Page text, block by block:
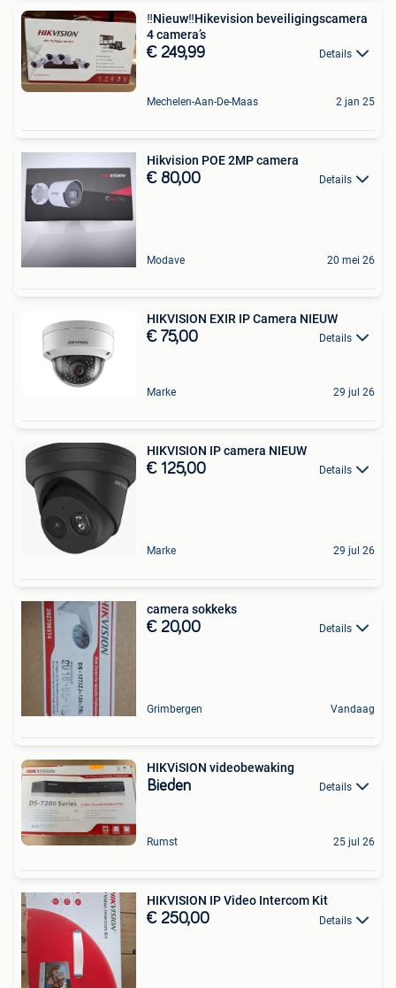
‼️Nieuw‼️Hikevision beveiligingscamera
4 camera’s
€ 249,99 Details
Mechelen-Aan-De-Maas 2 jan 25
Hikvision POE 2MP camera
€ 80,00 Details
Modave 20 mei 26
HIKVISION EXIR IP Camera NIEUW
€ 75,00 Details
Marke 29 jul 26
HIKVISION IP camera NIEUW
€ 125,00 Details
Marke 29 jul 26
camera sokkeks
€ 20,00 Details
Grimbergen Vandaag
HIKViSION videobewaking
Bieden Details
Rumst 25 jul 26
HIKVISION IP Video Intercom Kit
€ 250,00 Details